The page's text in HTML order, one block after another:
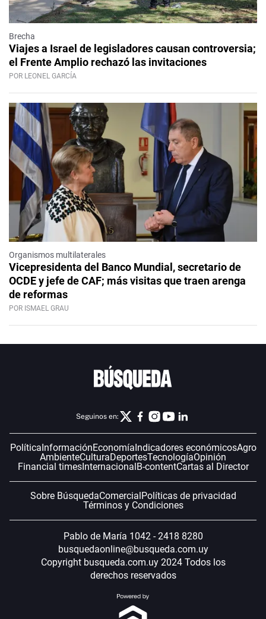
Brecha
Viajes a Israel de legisladores causan controversia;
el Frente Amplio rechazó las invitaciones
POR LEONEL GARCÍA
Organismos multilaterales
Vicepresidenta del Banco Mundial, secretario de
OCDE y jefe de CAF; más visitas que traen arenga
de reformas
POR ISMAEL GRAU
Seguinos en:
Política InformaciónEconomía Indicadores económicosAgro
AmbienteCulturaDeportesTecnologíaOpinión
Financial timesInternacional B-contentCartas al Director
Sobre BúsquedaComercial Políticas de privacidad
Términos y Condiciones
Pablo de María 1042 - 2418 8280
busquedaonline@busqueda.com.uy
Copyright busqueda.com.uy 2024 Todos los
derechos reservados